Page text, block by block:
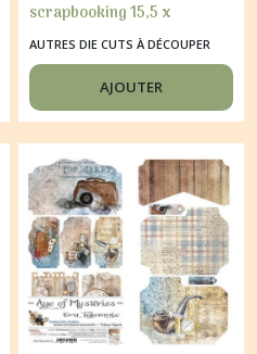
scrapbooking 15,5 x
30, 5 cm Craft O
Clock A LITTLE OF
INSPIRATION 513
AUTRES DIE CUTS À DÉCOUPER
AJOUTER